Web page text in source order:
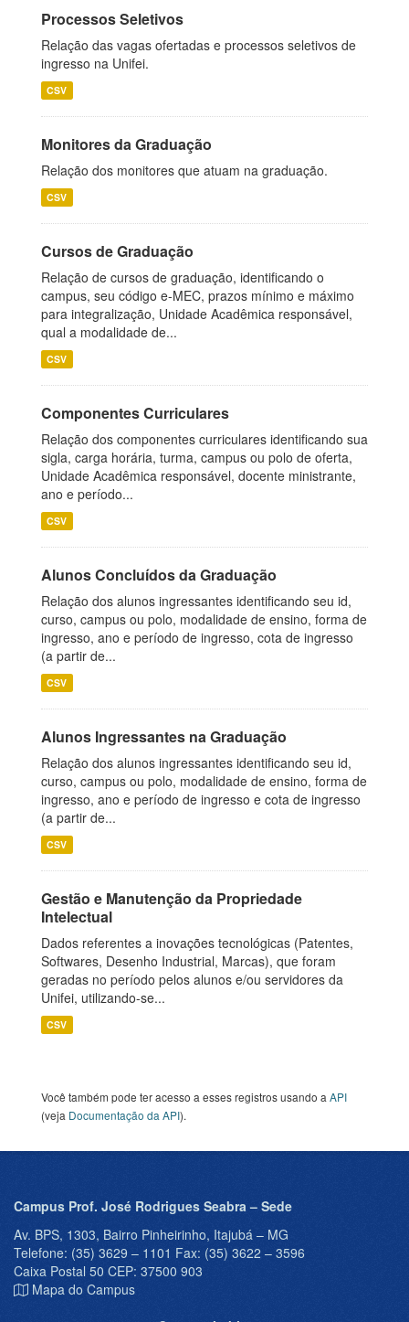
Processos Seletivos
Relação das vagas ofertadas e processos seletivos de
ingresso na Unifei.
CSV
Monitores da Graduação
Relação dos monitores que atuam na graduação.
CSV
Cursos de Graduação
Relação de cursos de graduação, identificando o
campus, seu código e-MEC, prazos mínimo e máximo
para integralização, Unidade Acadêmica responsável,
qual a modalidade de...
CSV
Componentes Curriculares
Relação dos componentes curriculares identificando sua
sigla, carga horária, turma, campus ou polo de oferta,
Unidade Acadêmica responsável, docente ministrante,
ano e período...
CSV
Alunos Concluídos da Graduação
Relação dos alunos ingressantes identificando seu id,
curso, campus ou polo, modalidade de ensino, forma de
ingresso, ano e período de ingresso, cota de ingresso
(a partir de...
CSV
Alunos Ingressantes na Graduação
Relação dos alunos ingressantes identificando seu id,
curso, campus ou polo, modalidade de ensino, forma de
ingresso, ano e período de ingresso e cota de ingresso
(a partir de...
CSV
Gestão e Manutenção da Propriedade
Intelectual
Dados referentes a inovações tecnológicas (Patentes,
Softwares, Desenho Industrial, Marcas), que foram
geradas no período pelos alunos e/ou servidores da
Unifei, utilizando-se...
CSV
Você também pode ter acesso a esses registros usando a API
(veja Documentação da API).
Campus Prof. José Rodrigues Seabra – Sede
Av. BPS, 1303, Bairro Pinheirinho, Itajubá – MG
Telefone: (35) 3629 – 1101 Fax: (35) 3622 – 3596
Caixa Postal 50 CEP: 37500 903
Mapa do Campus